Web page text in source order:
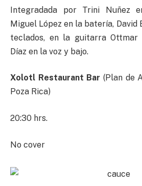
Integradada por Trini Nuñez
Miguel López en la batería, David
teclados, en la guitarra Ottmar
Díaz en la voz y bajo.
Xolotl Restaurant Bar (Plan de
Poza Rica)
20:30 hrs.
No cover